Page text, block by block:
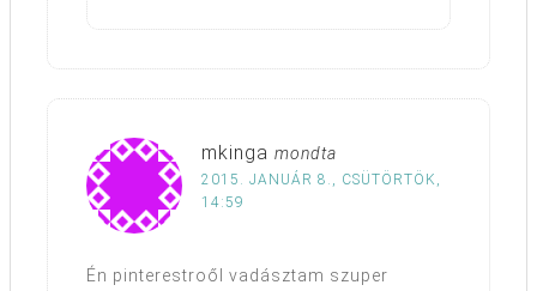
mkinga mondta
2015. JANUÁR 8., CSÜTÖRTÖK,
14:59
Én pinterestroől vadásztam szuper